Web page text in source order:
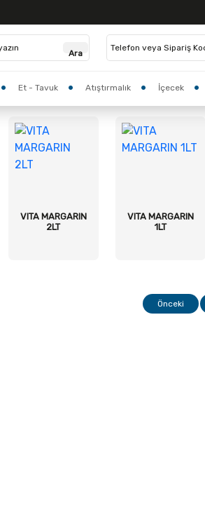
Ara
Et - Tavuk Atıştırmalık İçecek
VITA MARGARIN
2LT
VITA MARGARIN
1LT
Önceki